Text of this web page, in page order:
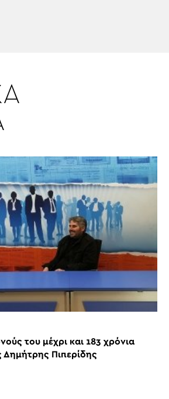
του μέχρι και 183 χρόνια
Πιπερίδης